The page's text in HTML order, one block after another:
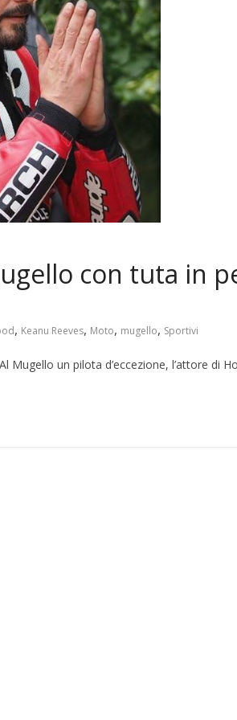
con tuta in
, Keanu Reeves, Moto, mugello, Sportivi
un pilota d’eccezione, l’attore di